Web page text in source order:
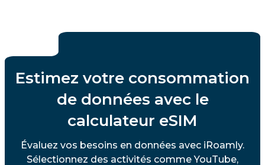
Estimez votre consommation
de données avec le
calculateur eSIM
Évaluez vos besoins en données avec iRoamly.
Sélectionnez des activités comme YouTube,